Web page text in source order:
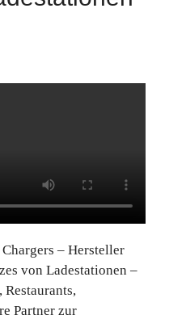
– Hersteller
von Ladestationen –
Partner zur